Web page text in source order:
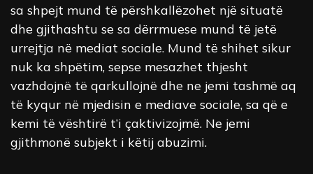
sa shpejt mund të përshkallëzohet një situatë
dhe gjithashtu se sa dërrmuese mund të jetë
urrejtja në mediat sociale. Mund të shihet sikur
nuk ka shpëtim, sepse mesazhet thjesht
vazhdojnë të qarkullojnë dhe ne jemi tashmë aq
të kyqur në mjedisin e mediave sociale, sa që e
kemi të vështirë t’i çaktivizojmë. Ne jemi
gjithmonë subjekt i këtij abuzimi.